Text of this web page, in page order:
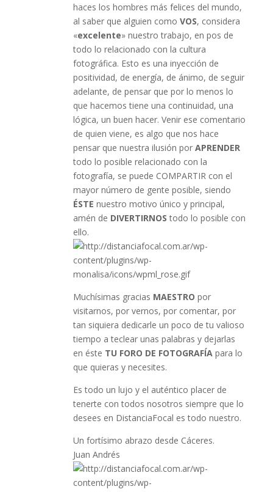
haces los hombres más felices del mundo,
al saber que alguien como VOS, considera
«excelente» nuestro trabajo, en pos de
todo lo relacionado con la cultura
fotográfica. Esto es una inyección de
positividad, de energía, de ánimo, de seguir
adelante, de pensar que por lo menos lo
que hacemos tiene una continuidad, una
lógica, un buen hacer. Venir ese comentario
de quien viene, es algo que nos hace
pensar que nuestra ilusión por APRENDER
todo lo posible relacionado con la
fotografía, se puede COMPARTIR con el
mayor número de gente posible, siendo
ÉSTE nuestro motivo único y principal,
amén de DIVERTIRNOStodo lo posible con
ello.
Muchísimas gracias MAESTRO por
visitarnos, por vernos, por comentar, por
tan siquiera dedicarle un poco de tu valioso
tiempo a teclear unas palabras y dejarlas
en éste TU FORO DE FOTOGRAFÍA para lo
que quieras y necesites.
Es todo un lujo y el auténtico placer de
tenerte con todos nosotros siempre que lo
desees en DistanciaFocal es todo nuestro.
Un fortísimo abrazo desde Cáceres.
Juan Andrés